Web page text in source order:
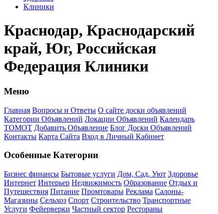
Клиники
Краснодар, Краснодарский
край, Юг, Российская
Федерация Клиники
Меню
Главная Вопросы и Ответы О сайте доски объявлений
Категории Объявлений Локации Объявлений Календарь
ТОМОТ Добавить Объявление Блог Доски Объявлений
Контакты Карта Сайта Вход в Личный Кабинет
Особенные Категории
Бизнес финансы Бытовые услуги Дом, Сад, Уют Здоровье
Интернет Интерьер Недвижимость Образование Отдых и
Путешествия Питание Промтовары Реклама Салоны-
Магазины Сельхоз Спорт Строительство Транспортные
Услуги Фейерверки Частный сектор Рестораны